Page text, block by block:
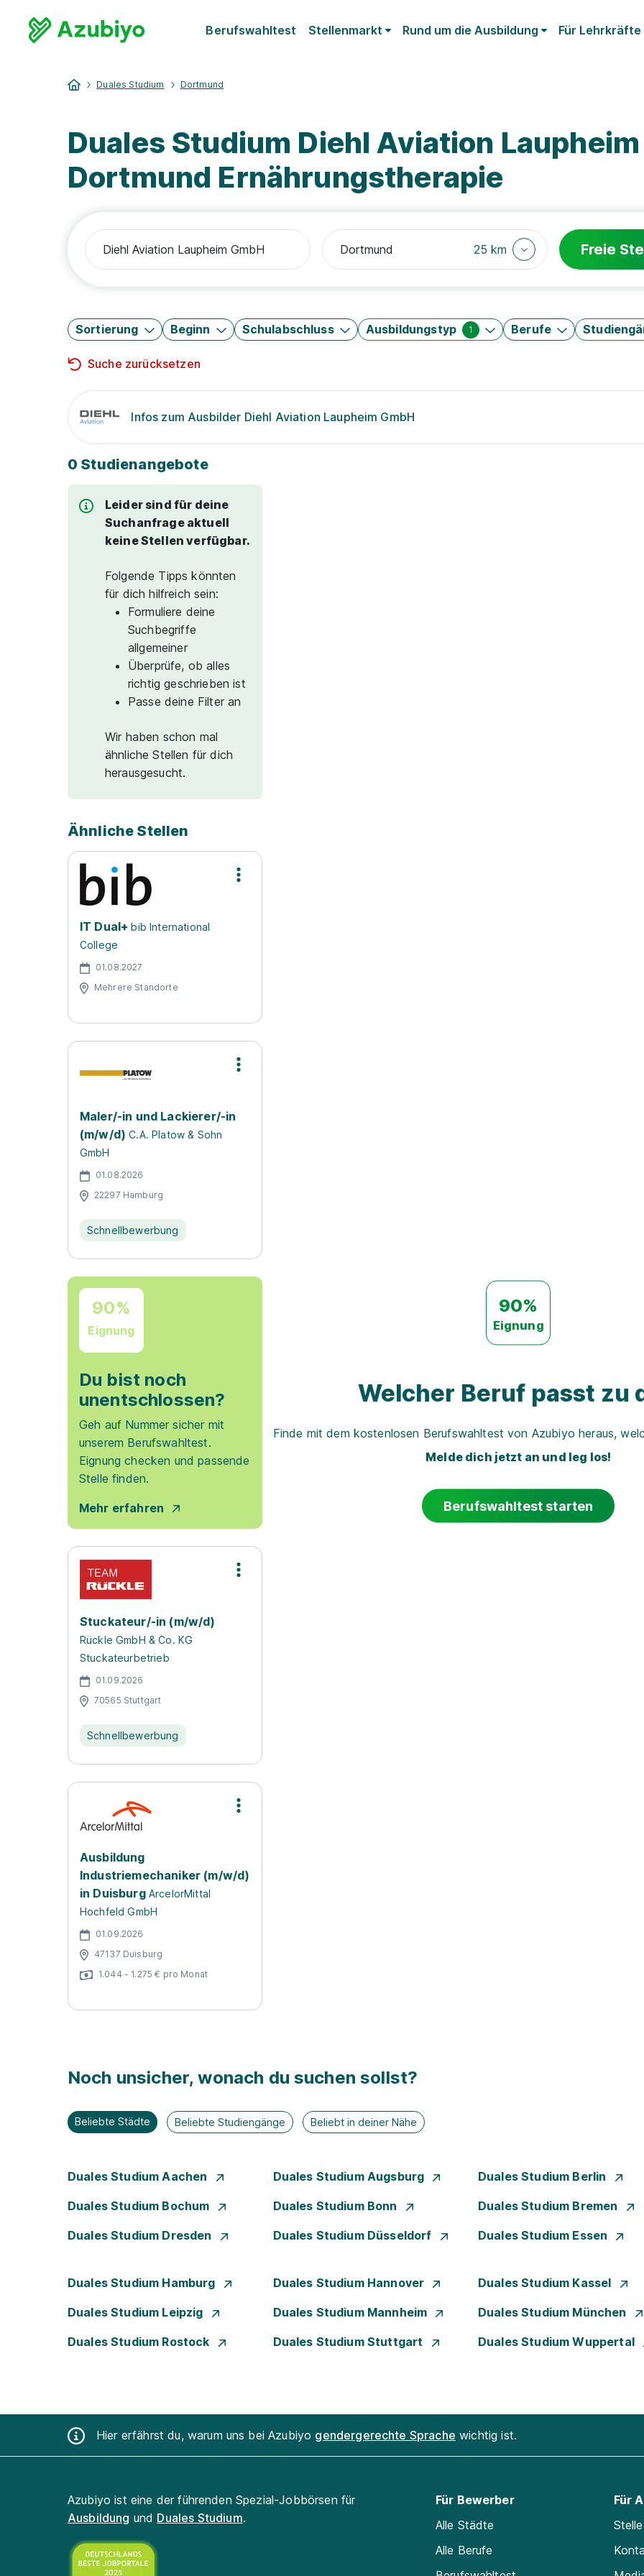
Berufswahltest Stellenmarkt Rund um die Ausbildung Für Lehrkräfte
Duales Studium Dortmund
Duales Studium Diehl Aviation Laupheim
Dortmund Ernährungstherapie
25 km Freie
Sortierung Beginn Schulabschluss Ausbildungstyp 1 Berufe
Suche zurücksetzen
Infos zum Ausbilder Diehl Aviation Laupheim GmbH
0 Studienangebote
Leider sind für deine
Suchanfrage aktuell
keine Stellen verfügbar.
Folgende Tipps könnten
für dich hilfreich sein:
Formuliere deine
Suchbegriffe
allgemeiner
Überprüfe, ob alles
richtig geschrieben ist
Passe deine Filter an
Wir haben schon mal
ähnliche Stellen für dich
herausgesucht.
Ähnliche Stellen
IT Dual+ bib International
College
01.08.2027
Mehrere Standorte
Maler/-in und Lackierer/-in
(m/w/d) C.A. Platow & Sohn
GmbH
01.08.2026
22297 Hamburg
Schnellbewerbung
90%
Eignung
Du bist noch
unentschlossen?
Geh auf Nummer sicher mit
unserem Berufswahltest.
Eignung checken und passende
Stelle finden.
Mehr erfahren
Stuckateur/-in (m/w/d)
Rückle GmbH & Co. KG
Stuckateurbetrieb
01.09.2026
70565 Stuttgart
Schnellbewerbung
Ausbildung
Industriemechaniker (m/w/d)
in Duisburg ArcelorMittal
Hochfeld GmbH
01.09.2026
47137 Duisburg
1.044 - 1.275 € pro Monat
90%
Eignung
Welcher Beruf passt zu
Finde mit dem kostenlosen Berufswahltest von Azubiyo heraus,
Melde dich jetzt an und leg los!
Berufswahltest starten
Noch unsicher, wonach du suchen sollst?
Beliebte Städte Beliebte Studiengänge Beliebt in deiner Nähe
Duales Studium Aachen Duales Studium Augsburg Duales Studium Berlin
Duales Studium Bochum Duales Studium Bonn Duales Studium Bremen
Duales Studium Dresden Duales Studium Düsseldorf Duales Studium Essen
Duales Studium Hamburg Duales Studium Hannover Duales Studium Kassel
Duales Studium Leipzig Duales Studium Mannheim Duales Studium München
Duales Studium Rostock Duales Studium Stuttgart Duales Studium Wuppertal
Hier erfährst du, warum uns bei Azubiyo gendergerechte Sprache wichtig ist.
Azubiyo ist eine der führenden Spezial-Jobbörsen für
Ausbildung und Duales Studium.
Für Bewerber
Alle Städte
Alle Berufe
Für